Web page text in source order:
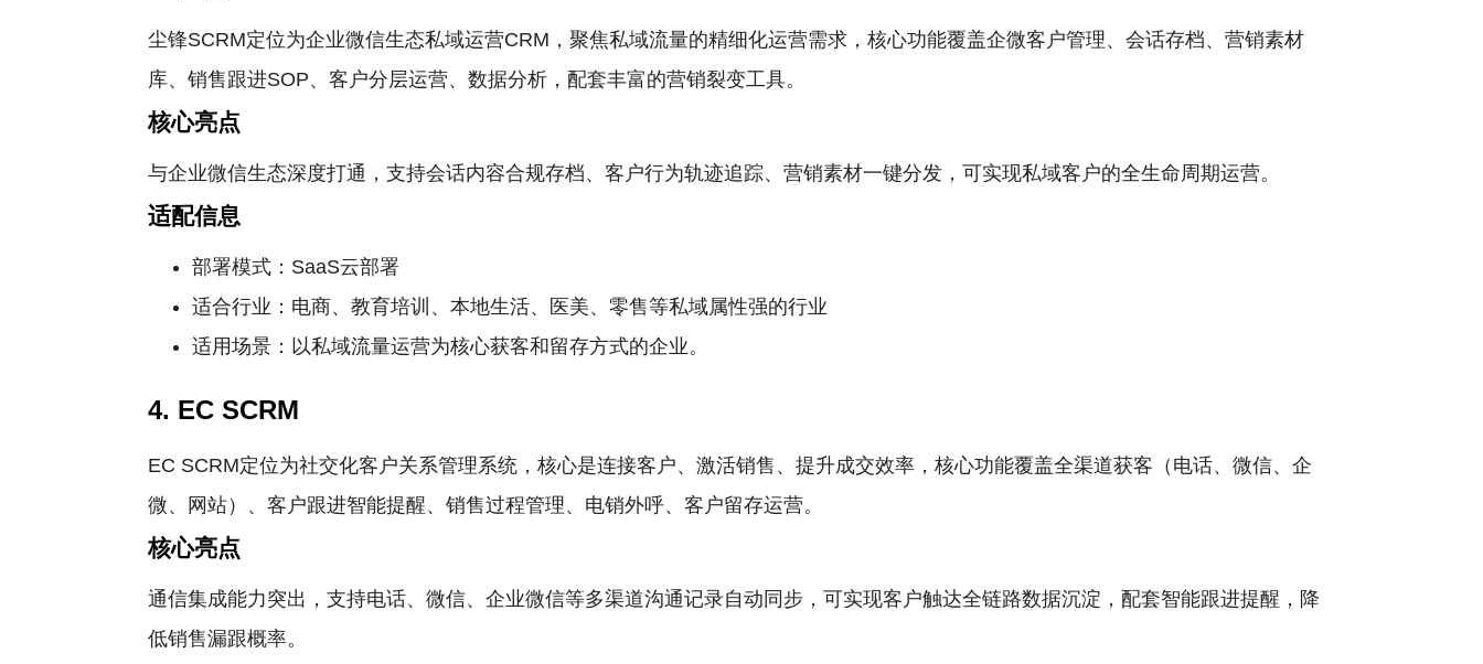
尘锋SCRM定位为企业微信生态私域运营CRM，聚焦私域流量的精细化运营需求，核心功能覆盖企微客户管理、会话存档、营销素材
库、销售跟进SOP、客户分层运营、数据分析，配套丰富的营销裂变工具。
核心亮点
与企业微信生态深度打通，支持会话内容合规存档、客户行为轨迹追踪、营销素材一键分发，可实现私域客户的全生命周期运营。
适配信息
部署模式：SaaS云部署
适合行业：电商、教育培训、本地生活、医美、零售等私域属性强的行业
适用场景：以私域流量运营为核心获客和留存方式的企业。
4. EC SCRM
EC SCRM定位为社交化客户关系管理系统，核心是连接客户、激活销售、提升成交效率，核心功能覆盖全渠道获客（电话、微信、企
微、网站）、客户跟进智能提醒、销售过程管理、电销外呼、客户留存运营。
核心亮点
通信集成能力突出，支持电话、微信、企业微信等多渠道沟通记录自动同步，可实现客户触达全链路数据沉淀，配套智能跟进提醒，降
低销售漏跟概率。